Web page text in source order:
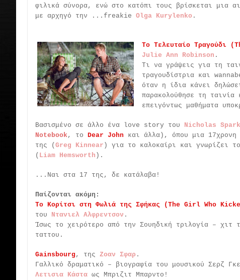
φιλικά σύνορα, ενώ στο κατόπι τους βρίσκεται μια
με αρχηγό την ...freakie Olga Kurylenko .
Το Τελευταίο Τραγούδι
Julie Ann Robinson .
Τι να γράψεις για τη
τραγουδίστρια και
όταν η ίδια κάνει
παρακολούθησε τη ταινία
επειγόντως μαθήματα
Βασισμένο σε άλλο ένα love story του Nicholas
Notebook, το Dear John και άλλα), όπου μια 17χρονη
της ( Greg Kinnear ) για το καλοκαίρι και γνωρίζει
( Liam Hemsworth ).
...Ναι στα 17 της, δε κατάλαβα!
Παίζονται ακόμη:
Το Κορίτσι στη Φωλιά της Σφήκας (The Girl Who
του Ντανιελ Αλφρεντσον .
Ίσως το χειρότερο από την Σουηδική τριλογία – χιτ
ταττου.
Gainsbourg , της Ζοαν Σφαρ .
Γαλλικό δραματικό – βιογραφία του μουσικού Σερζ
Λετισια Κάστα ως Μπριζιτ Μπαρντο!